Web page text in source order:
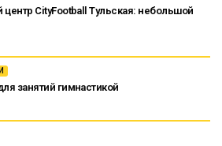
CityFootball Тульская: небольшой
занятий гимнастикой